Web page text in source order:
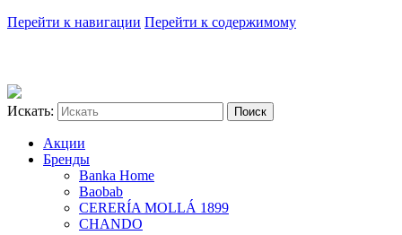
Перейти к навигации Перейти к содержимому
Искать:
Акции
Бренды
Banka Home
Baobab
CERERÍA MOLLÁ 1899
CHANDO